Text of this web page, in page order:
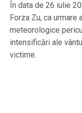
În data de 26 iulie
Forza Zu, ca
meteorologice
intensificări ale
victime.